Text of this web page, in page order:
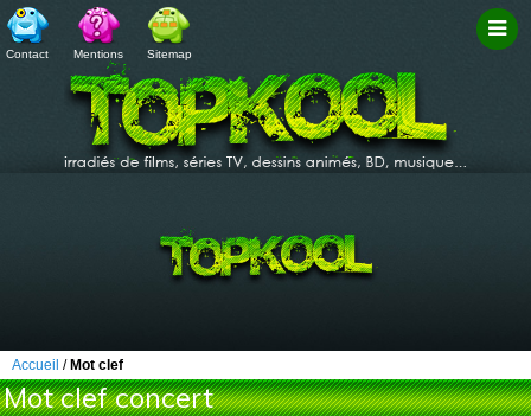
Contact Mentions Sitemap
Accueil / Mot clef
Mot clef concert